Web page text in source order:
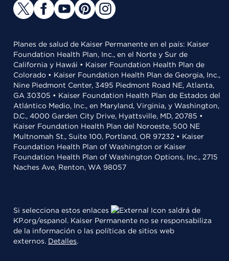
Planes de salud de Kaiser Permanente en el país: Kaiser
Foundation Health Plan, Inc., en el Norte y Sur de
California y Hawái • Kaiser Foundation Health Plan de
Colorado • Kaiser Foundation Health Plan de Georgia, Inc.,
Nine Piedmont Center, 3495 Piedmont Road NE, Atlanta,
GA 30305 • Kaiser Foundation Health Plan de Estados del
Atlántico Medio, Inc., en Maryland, Virginia, y Washington,
D.C., 4000 Garden City Drive, Hyattsville, MD, 20785 •
Kaiser Foundation Health Plan del Noroeste, 500 NE
Multnomah St., Suite 100, Portland, OR 97232 • Kaiser
Foundation Health Plan of Washington or Kaiser
Foundation Health Plan of Washington Options, Inc., 2715
Naches Ave, Renton, WA 98057
Si selecciona estos enlaces
saldrá de
KP.org/espanol. Kaiser Permanente no se responsabiliza
de la información o las políticas de sitios web
externos. Detalles.